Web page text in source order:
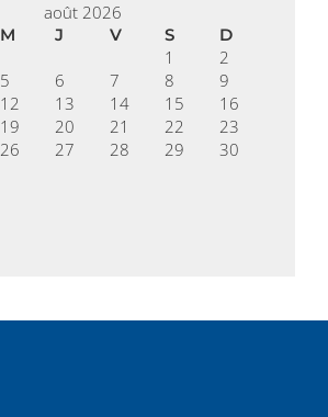
août 2026
M J V S D
1
2
5 6 7 8
9
12 13 14 15
16
19 20 21 22
23
26 27 28 29
30